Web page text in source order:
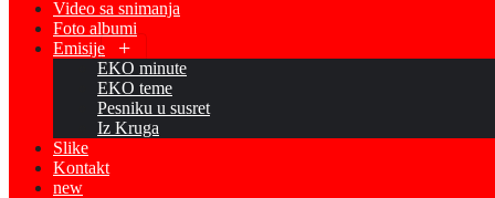
Video sa snimanja
Foto albumi
Emisije
EKO minute
EKO teme
Pesniku u susret
Iz Kruga
Slike
Kontakt
new